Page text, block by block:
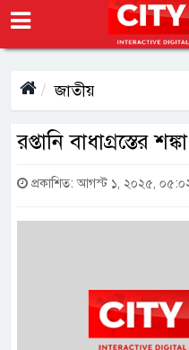
জাতীয়
রপ্তানি বাধাগ্রস্তের
প্রকাশিত: আগস্ট ১, ২০২৫,